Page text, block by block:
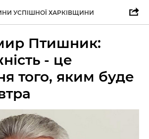
УСПІШНОЇ ХАРКІВЩИНИ
Птишник:
- це
того, яким буде